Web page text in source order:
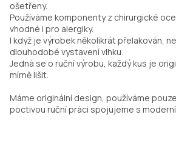
ošetřeny.
Používáme komponenty z chirurgické
vhodné i pro alergiky.
I když je výrobek několikrát přelakován,
dlouhodobé vystavení vlhku.
Jedná se o ruční výrobu, každý kus je
mírně lišit.
Máme originální design, používáme
poctivou ruční práci spojujeme s